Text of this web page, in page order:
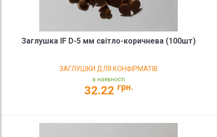
Заглушка IF D-5 мм світло-коричнева (100шт)
ЗАГЛУШКИ ДЛЯ КОНФІРМАТІВ
в наявності
32.22 грн.